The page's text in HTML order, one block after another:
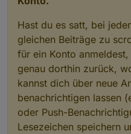
Hast du es satt, bei
gleichen Beiträge zu
für ein Konto
genau dorthin zurück,
kannst dich über neue
benachrichtigen lassen
oder Push-
Lesezeichen speichern